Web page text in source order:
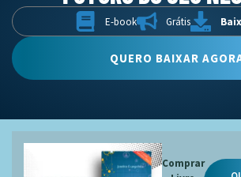
E-book Grátis
QUERO BAIXAR
Comprar